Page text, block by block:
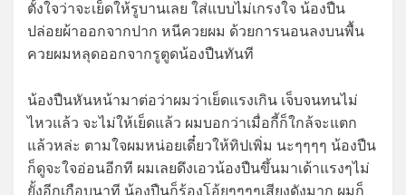
ตั้งใจว่าจะเย็ดให้รูบานเลย ใส่แบบไม่เกรงใจ น้องปืน
ปล่อยผ้าออกจากปาก หนีควยผม ด้วยการนอนลงบนพื้น
ควยผมหลุดออกจากรูตูดน้องปืนทันที
น้องปืนหันหน้ามาต่อว่าผมว่าเย็ดแรงเกิน เจ็บจนทนไม่
ไหวแล้ว จะไม่ให้เย็ดแล้ว ผมบอกว่าเมื่อกี้ก็ใกล้จะแตก
แล้วหล่ะ ตามใจผมหน่อยเดี๋ยวให้ทิปเพิ่ม นะๆๆๆๆ น้องปืน
ก็ดูจะใจอ่อนอีกที ผมเลยดึงเอวน้องปืนขึ้นมาเด้าแรงๆไม่
ยั้งอีกเกือบนาที น้องปืนก็ร้องโอ้ยๆๆๆๆเสียงดังมาก ผมก็